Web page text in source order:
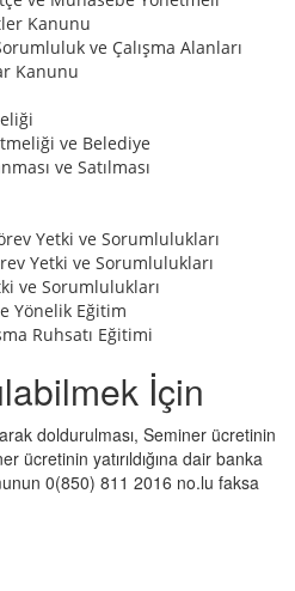
Kanunu
ve Çalışma Alanları
Kanunu
ve Belediye
ve Satılması
Yetki ve Sorumlulukları
Yetki ve Sorumlulukları
ve Sorumlulukları
Yönelik Eğitim
Ruhsatı Eğitimi
İçin
doldurulması, Seminer ücretinin
ücretinin yatırıldığına dair banka
0(850) 811 2016 no.lu faksa